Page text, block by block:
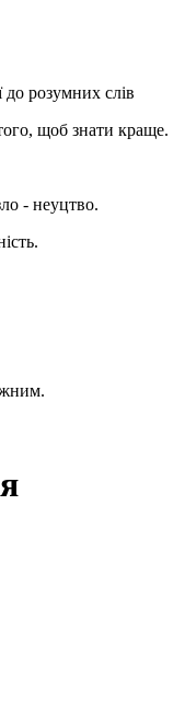
до розумних слів
щоб знати краще.
- неуцтво.